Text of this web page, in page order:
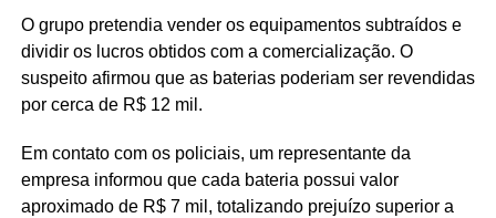
O grupo pretendia vender os equipamentos subtraídos e
dividir os lucros obtidos com a comercialização. O
suspeito afirmou que as baterias poderiam ser revendidas
por cerca de R$ 12 mil.
Em contato com os policiais, um representante da
empresa informou que cada bateria possui valor
aproximado de R$ 7 mil, totalizando prejuízo superior a